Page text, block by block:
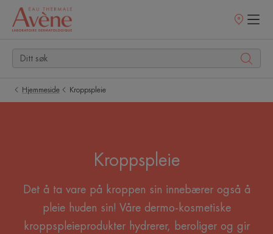
Utsalgssteder
Hjemmeside Kroppspleie
Kroppspleie
Det å ta vare på kroppen sin innebærer også å
pleie huden sin! Våre dermo-kosmetiske
kroppspleieprodukter hydrerer, beroliger og gir